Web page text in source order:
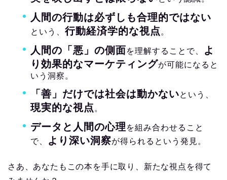
人間の行動は必ずしも合理的ではない
という、 行動経済学的な視点 。
人間の「悪」の側面を理解することで、
よ
り効果的なマーケティングが可能になると
いう洞察。
「善」だけでは社会は動かないという、
現実的な視点 。
データと人間の心理 を組み合わせること
で、
より深い洞察が得られるという発見。
さあ、あなたもこの本を手に取り、新たな視点を得て